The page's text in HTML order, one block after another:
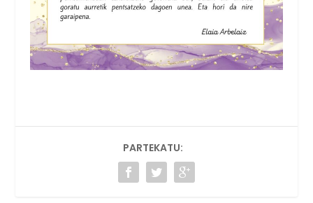
PARTEKATU: